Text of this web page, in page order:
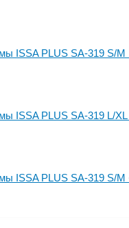
ISSA PLUS SA-319 S/M
ISSA PLUS SA-319 L/
ISSA PLUS SA-319 S/